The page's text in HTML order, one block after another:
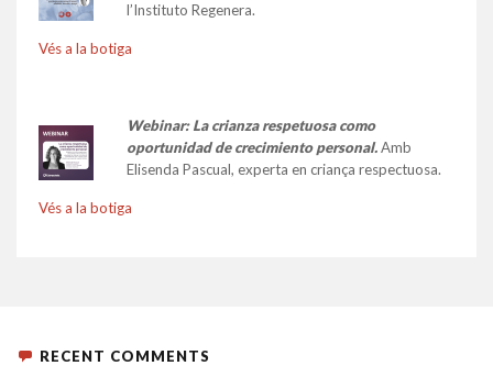
l’Instituto Regenera.
Vés a la botiga
Webinar: La crianza respetuosa como
oportunidad de crecimiento personal.Amb
Elisenda Pascual, experta en criança respectuosa.
Vés a la botiga
RECENT COMMENTS